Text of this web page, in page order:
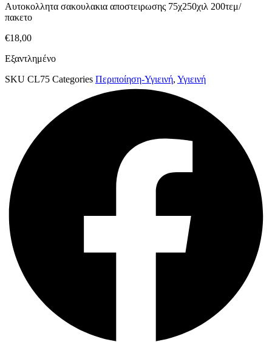
Αυτοκολλητα σακουλακια αποστειρωσης 75χ250χιλ 200τεμ/
πακετο
€18,00
Εξαντλημένο
SKU CL75 Categories Περιποίηση-Υγιεινή, Υγιεινή